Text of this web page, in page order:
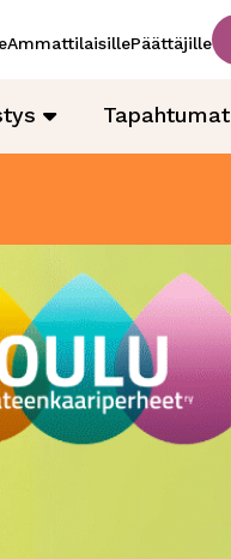
AmmattilaisillePäättäjille
Tapahtumat